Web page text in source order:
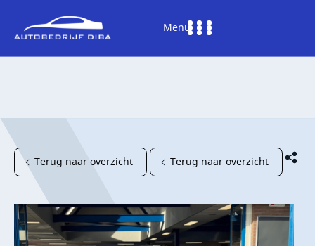
Menu
HOME
AANBOD
Terug naar overzicht Terug naar overzicht